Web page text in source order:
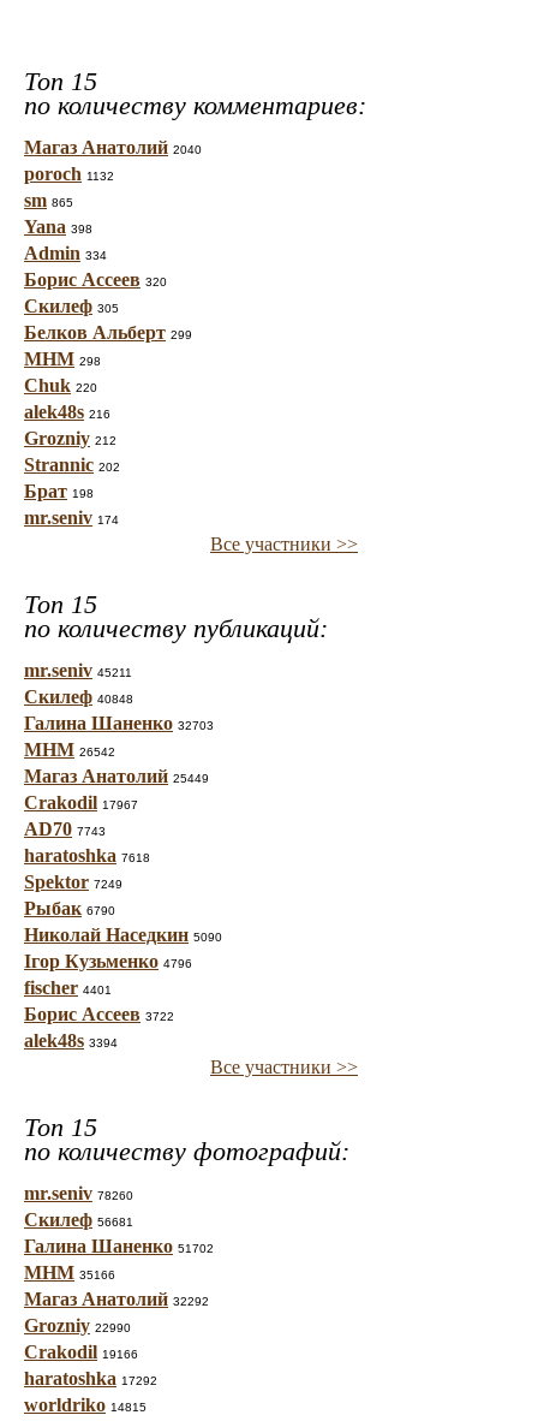
Топ 15
по количеству комментариев:
Магаз Анатолий 2040
poroch 1132
sm 865
Yana 398
Admin 334
Борис Ассеев 320
Скилеф 305
Белков Альберт 299
МНМ 298
Chuk 220
alek48s 216
Grozniy 212
Strannic 202
Брат 198
mr.seniv 174
Все участники >>
Топ 15
по количеству публикаций:
mr.seniv 45211
Скилеф 40848
Галина Шаненко 32703
МНМ 26542
Магаз Анатолий 25449
Crakodil 17967
AD70 7743
haratoshka 7618
Spektor 7249
Рыбак 6790
Николай Наседкин 5090
Ігор Кузьменко 4796
fischer 4401
Борис Ассеев 3722
alek48s 3394
Все участники >>
Топ 15
по количеству фотографий:
mr.seniv 78260
Скилеф 56681
Галина Шаненко 51702
МНМ 35166
Магаз Анатолий 32292
Grozniy 22990
Crakodil 19166
haratoshka 17292
worldriko 14815